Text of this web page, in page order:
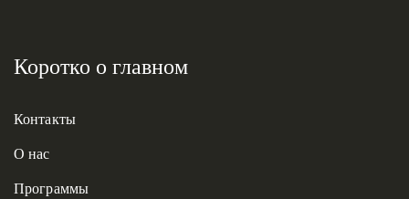
Коротко о главном
Контакты
О нас
Программы